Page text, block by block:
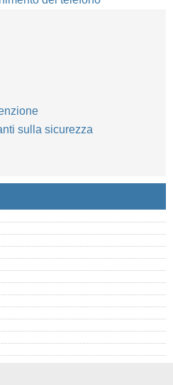
sulla sicurezza